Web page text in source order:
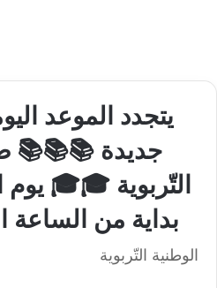
يتجدد الموعد
جديدة 📚📚📚
بداية من الساعة
الوطنية التّربوية